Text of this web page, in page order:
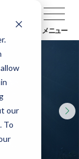
our
To
メニュー